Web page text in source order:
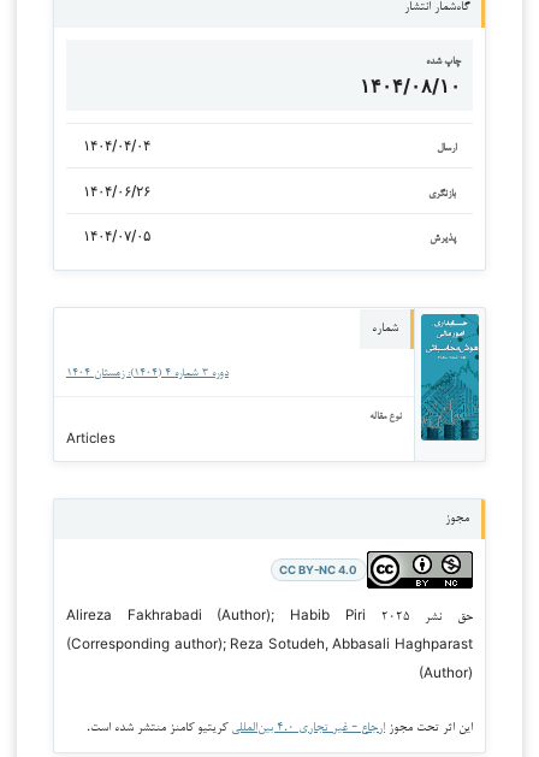
گاه‌شمار انتشار
چاپ شده
۱۴۰۴/۰۸/۱۰
ارسال ۱۴۰۴/۰۴/۰۴
بازنگری ۱۴۰۴/۰۶/۲۶
پذیرش ۱۴۰۴/۰۷/۰۵
شماره
دوره ۳ شماره ۴ (۱۴۰۴): زمستان ۱۴۰۴
نوع مقاله
Articles
مجوز
CC BY-NC 4.0
حق نشر ۲۰۲۵ Alireza Fakhrabadi (Author); Habib Piri
(Corresponding author); Reza Sotudeh, Abbasali Haghparast
(Author)
این اثر تحت مجوز ارجاع - غیر تجاری ۴.۰ بین‌المللی کریتیو کامنز منتشر شده است.